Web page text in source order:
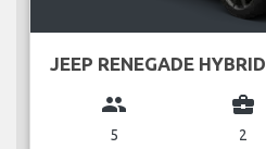
JEEP RENEGADE HYBRID
group
5
business_center
2